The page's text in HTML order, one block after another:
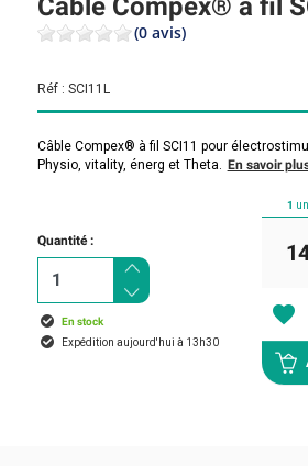
Câble Compex® à fil
(0 avis)
Réf : SCI11L
Câble Compex® à fil SCI11 pour
Physio, vitality, énerg et Theta.
En savoir
Quantité :
En stock
Expédition aujourd'hui à 13h30
1
favorite